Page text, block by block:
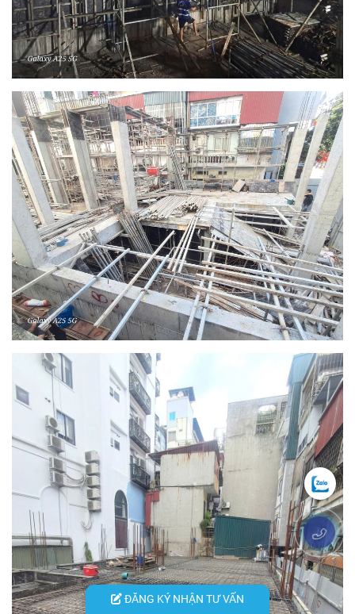
ĐĂNG KÝ NHẬN TƯ VẤN